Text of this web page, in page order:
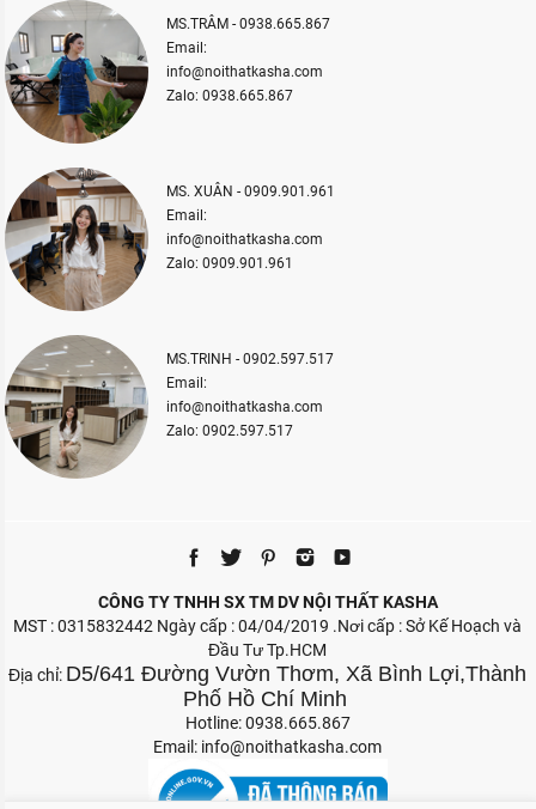
MS.TRÂM - 0938.665.867
Email:
info@noithatkasha.com
Zalo: 0938.665.867
MS. XUÂN - 0909.901.961
Email:
info@noithatkasha.com
Zalo: 0909.901.961
MS.TRINH - 0902.597.517
Email:
info@noithatkasha.com
Zalo: 0902.597.517
CÔNG TY TNHH SX TM DV NỘI THẤT KASHA
MST : 0315832442 Ngày cấp : 04/04/2019 .Nơi cấp : Sở Kế Hoạch và
Đầu Tư Tp.HCM
Địa chỉ: D5/641 Đường Vườn Thơm, Xã Bình Lợi,Thành
Phố Hồ Chí Minh
Hotline: 0938.665.867
Email: info@noithatkasha.com